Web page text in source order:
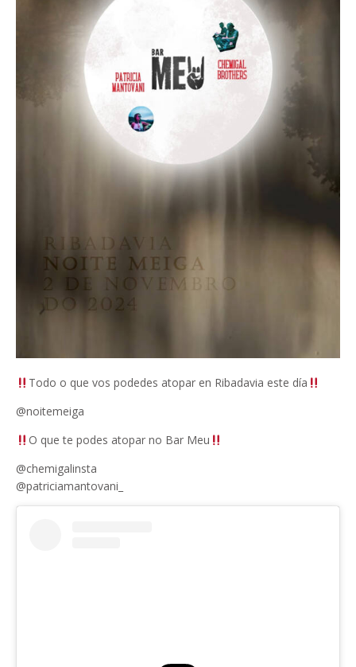
Todo o que vos podedes atopar en Ribadavia este día
@noitemeiga
O que te podes atopar no Bar Meu
@chemigalinsta
@patriciamantovani_